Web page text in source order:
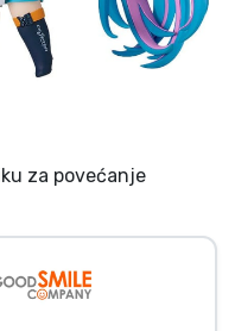
za povećanje